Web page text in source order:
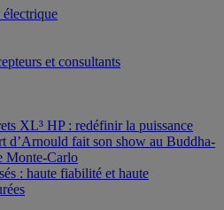
et consultants
XL³ HP : redéfinir la puissance
d’Arnould fait son show au Buddha-
Monte-Carlo
: haute fiabilité et haute